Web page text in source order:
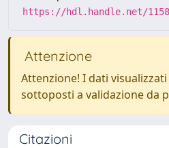
https://hdl.handle.net/
Attenzione
Attenzione! I dati
sottoposti a validazione da
Citazioni